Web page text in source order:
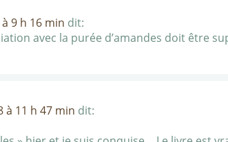
9 h 16 min dit:
avec la purée d’amandes doit être
à 11 h 47 min dit: